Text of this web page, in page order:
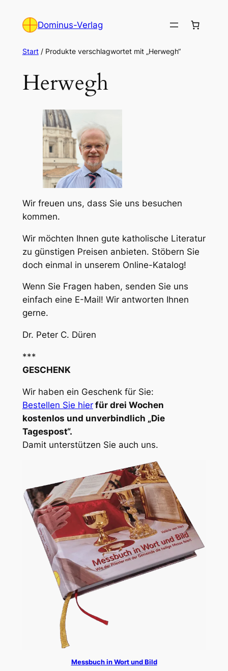
Inhalt
Dominus-Verlag
Start/ Produkte verschlagwortet mit „Herwegh“
Herwegh
Wir freuen uns, dass Sie uns besuchen
kommen.
Wir möchten Ihnen gute katholische Literatur
zu günstigen Preisen anbieten. Stöbern Sie
doch einmal in unserem Online-Katalog!
Wenn Sie Fragen haben, senden Sie uns
einfach eine E-Mail! Wir antworten Ihnen
gerne.
Dr. Peter C. Düren
***
GESCHENK
Wir haben ein Geschenk für Sie:
Bestellen Sie hier für drei Wochen
kostenlos und unverbindlich „Die
Tagespost“.
Damit unterstützen Sie auch uns.
Messbuch in Wort und Bild